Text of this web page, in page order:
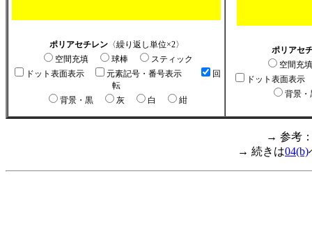
ポリアセチレン〈繰り返し単位×2〉
空間充填
球棒
スティック
ドット表面表示
元素記号・番号表示
回
転
背景・黒
灰 白 紺
ポリアセ
空間
ドット表面表示
背景
→ 参考
→ 続きは04(b)